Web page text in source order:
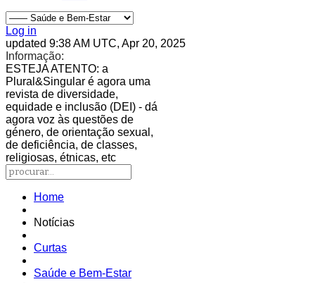
Log in
updated 9:38 AM UTC, Apr 20, 2025
Informação:
ESTEJA ATENTO: a
Plural&Singular é agora uma
revista de diversidade,
equidade e inclusão (DEI) - dá
agora voz às questões de
género, de orientação sexual,
de deficiência, de classes,
religiosas, étnicas, etc
Home
Notícias
Curtas
Saúde e Bem-Estar